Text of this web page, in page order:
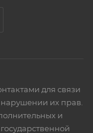
для связи
их прав.
и